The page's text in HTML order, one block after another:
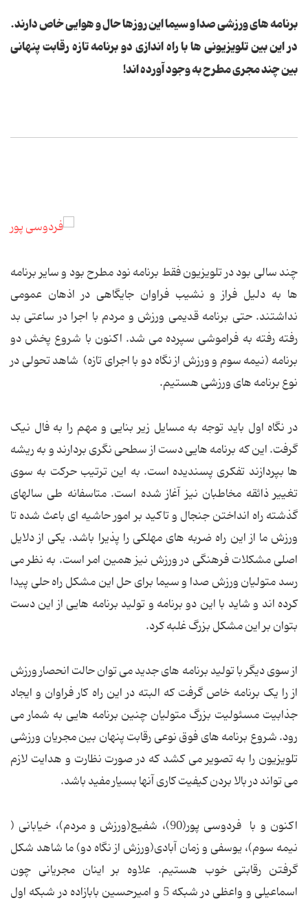
برنامه های ورزشی صدا و سیما این روزها حال و هوایی خاص دارند.
در این بین تلویزیونی ها با راه اندازی دو برنامه تازه رقابت پنهانی
بین چند مجری مطرح به وجود آورده اند!
چند سالی بود در تلویزیون فقط برنامه نود مطرح بود و سایر برنامه
ها به دلیل فراز و نشیب فراوان جایگاهی در اذهان عمومی
نداشتند. حتی برنامه قدیمی ورزش و مردم با اجرا در ساعتی بد
رفته رفته به فراموشی سپرده می شد. اکنون با شروع پخش دو
برنامه (نیمه سوم و ورزش از نگاه دو با اجرای تازه) شاهد تحولی در
نوع برنامه های ورزشی هستیم.
در نگاه اول باید توجه به مسایل زیر بنایی و مهم را به فال نیک
گرفت. این که برنامه هایی دست از سطحی نگری بردارند و به ریشه
ها بپردازند تفکری پسندیده است. به این ترتیب حرکت به سوی
تغییر ذائقه مخاطبان نیز آغاز شده است. متاسفانه طی سالهای
گذشته راه انداختن جنجال و تاکید بر امور حاشیه ای باعث شده تا
ورزش ما از این راه ضربه های مهلکی را پذیرا باشد. یکی از دلایل
اصلی مشکلات فرهنگی در ورزش نیز همین امر است. به نظر می
رسد متولیان ورزش صدا و سیما برای حل این مشکل راه حلی پیدا
کرده اند و شاید با این دو برنامه و تولید برنامه هایی از این دست
بتوان بر این مشکل بزرگ غلبه کرد.
از سوی دیگر با تولید برنامه های جدید می توان حالت انحصار ورزش
از را یک برنامه خاص گرفت که البته در این راه کار فراوان و ایجاد
جذابیت مسئولیت بزرگ متولیان چنین برنامه هایی به شمار می
رود. شروع برنامه های فوق نوعی رقابت پنهان بین مجریان ورزشی
تلویزیون را به تصویر می کشد که در صورت نظارت و هدایت لازم
می تواند در بالا بردن کیفیت کاری آنها بسیار مفید باشد.
اکنون و با فردوسی پور(90)، شفیع(ورزش و مردم)، خیابانی (
نیمه سوم)، یوسفی و زمان آبادی(ورزش از نگاه دو) ما شاهد شکل
گرفتن رقابتی خوب هستیم. علاوه بر اینان مجریانی چون
اسماعیلی و واعظی در شبکه 5 و امیرحسین بابازاده در شبکه اول